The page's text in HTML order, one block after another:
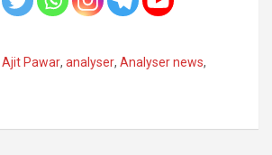
Ajit Pawar, analyser, Analyser news,